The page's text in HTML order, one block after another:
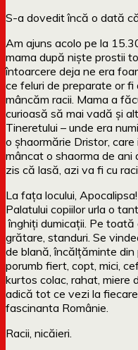
S-a dovedit încă o dată
Am ajuns acolo pe la
mama după niște prostii
întoarcere deja ne era
ce feluri de preparate or
mâncăm racii. Mama a
curioasă să mai vadă și
Tineretului – unde era
o șhaormărie Dristor,
mâncat o shaorma de ani
zis că lasă, azi va fi cu
La fața locului,
Palatului copiilor urla o
înghiți dumicații. Pe toată
grătare, standuri. Se
de blană, încălțăminte din
porumb fiert, copt, mici,
kurtos colac, rahat, miere
adică tot ce vezi la
fascinanta Românie.
Racii, nicăieri.